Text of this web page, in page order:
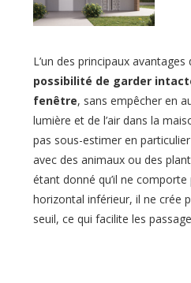
L’un des principaux
possibilité de garder
fenêtre, sans empêcher en
lumière et de l’air dans la
pas sous-estimer en
avec des animaux ou des
étant donné qu’il ne comporte
horizontal inférieur, il ne crée
seuil, ce qui facilite les